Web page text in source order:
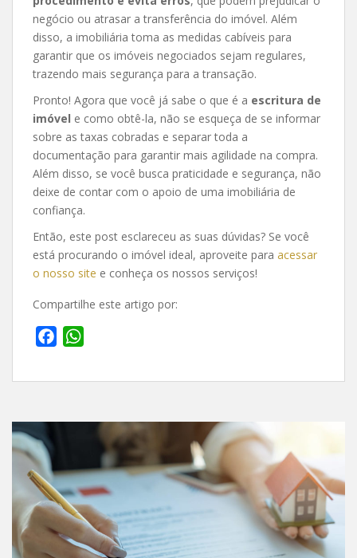
negócio ou atrasar a transferência do imóvel. Além
disso, a imobiliária toma as medidas cabíveis para
garantir que os imóveis negociados sejam regulares,
trazendo mais segurança para a transação.
Pronto! Agora que você já sabe o que é a escritura de
imóvel e como obtê-la, não se esqueça de se informar
sobre as taxas cobradas e separar toda a
documentação para garantir mais agilidade na compra.
Além disso, se você busca praticidade e segurança, não
deixe de contar com o apoio de uma imobiliária de
confiança.
Então, este post esclareceu as suas dúvidas? Se você
está procurando o imóvel ideal, aproveite para acessar
o nosso site e conheça os nossos serviços!
Compartilhe este artigo por:
c
b
k
a
s
p